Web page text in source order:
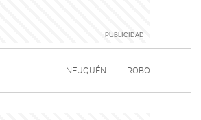
NEUQUÉN ROBO